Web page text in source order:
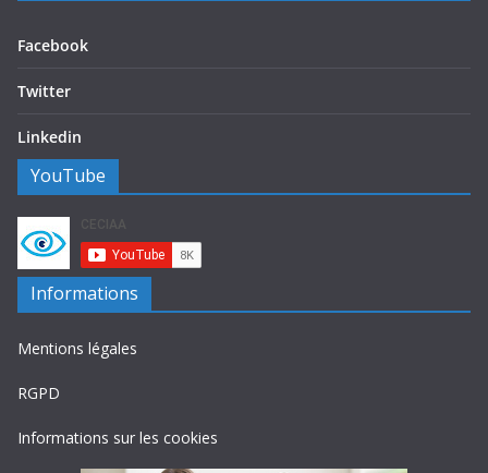
Facebook
Twitter
Linkedin
YouTube
Informations
Mentions légales
RGPD
Informations sur les cookies